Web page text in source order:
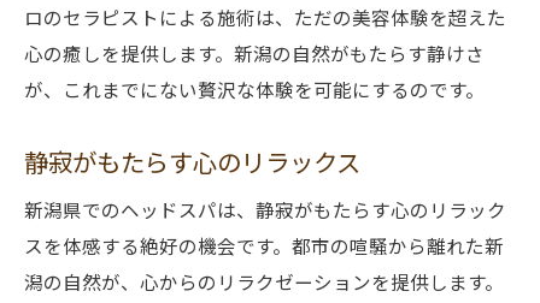
ロのセラピストによる施術は、ただの美容体験を超えた
心の癒しを提供します。新潟の自然がもたらす静けさ
が、これまでにない贅沢な体験を可能にするのです。
静寂がもたらす心のリラックス
新潟県でのヘッドスパは、静寂がもたらす心のリラック
スを体感する絶好の機会です。都市の喧騒から離れた新
潟の自然が、心からのリラクゼーションを提供します。